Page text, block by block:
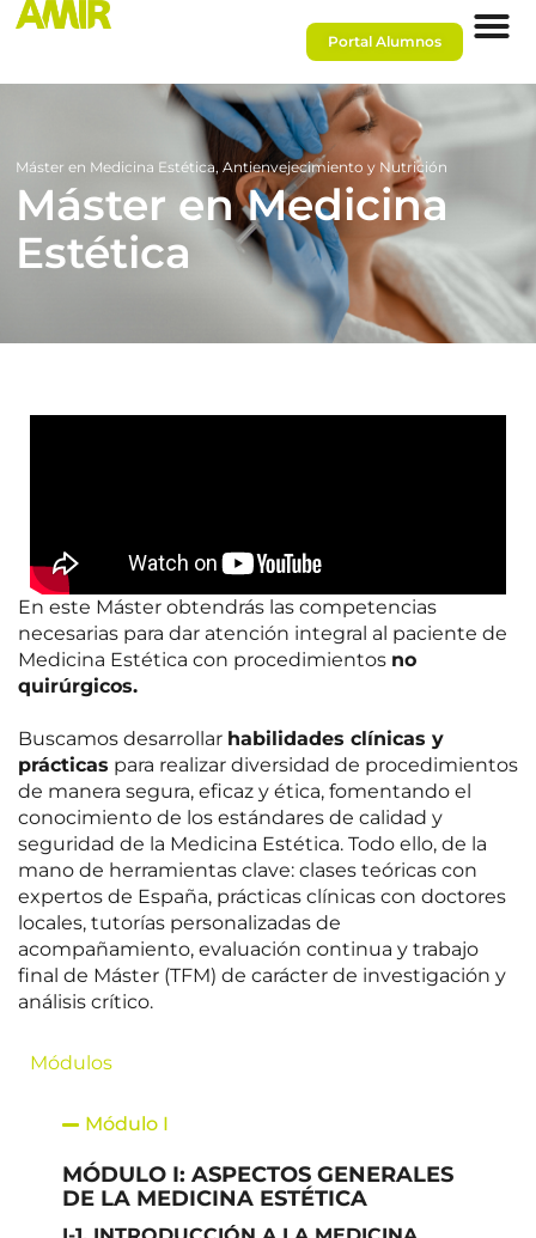
Portal Alumnos
Máster en Medicina Estética, Antienvejecimiento y Nutrición
Máster en Medicina
Estética
En este Máster obtendrás las competencias
necesarias para dar atención integral al paciente de
Medicina Estética con procedimientos no
quirúrgicos.
Buscamos desarrollar habilidades clínicas y
prácticas para realizar diversidad de procedimientos
de manera segura, eficaz y ética, fomentando el
conocimiento de los estándares de calidad y
seguridad de la Medicina Estética. Todo ello, de la
mano de herramientas clave: clases teóricas con
expertos de España, prácticas clínicas con doctores
locales, tutorías personalizadas de
acompañamiento, evaluación continua y trabajo
final de Máster (TFM) de carácter de investigación y
análisis crítico.
Módulos
Módulo I
MÓDULO I: ASPECTOS GENERALES
DE LA MEDICINA ESTÉTICA